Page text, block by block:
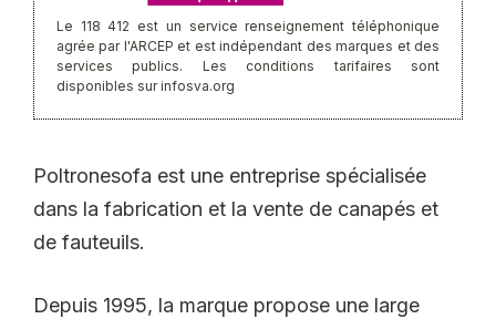
Le 118 412 est un service renseignement téléphonique
agrée par l'ARCEP et est indépendant des marques et des
services publics. Les conditions tarifaires sont
disponibles sur infosva.org
Poltronesofa est une entreprise spécialisée
dans la fabrication et la vente de canapés et
de fauteuils.
Depuis 1995, la marque propose une large